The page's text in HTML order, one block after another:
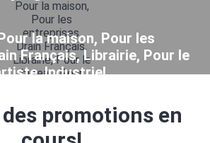
la maison, Pour les
Français, Librairie, Pour le
Industriel
promotions en